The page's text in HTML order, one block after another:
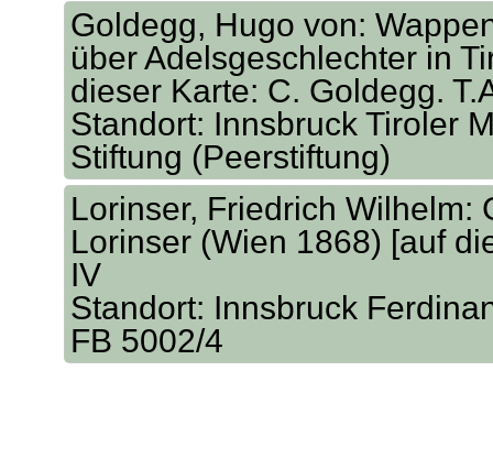
Goldegg, Hugo von:
über Adelsgeschlechter in
dieser Karte: C. Goldegg.
Standort: Innsbruck Tiroler
Stiftung (Peerstiftung)
Lorinser, Friedrich Wilhelm:
Lorinser (Wien 1868) [auf
IV
Standort: Innsbruck
FB 5002/4